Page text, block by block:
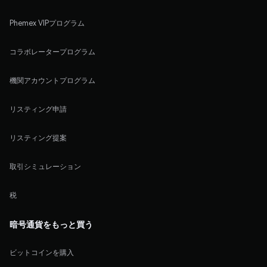
Phemex VIPプログラム
コラボレータープログラム
機関アカウントプログラム
リスティング申請
リスティング提案
取引シミュレーション
税
暗号通貨をもっと買う
ビットコインを購入